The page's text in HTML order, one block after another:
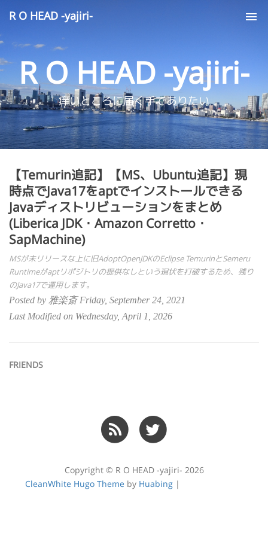
R O HEAD -yajiri-
R O HEAD -yajiri-
痒いところに届く手でありたい
【Temurin追記】【MS、Ubuntu追記】現
時点でJava17をaptでインストールできる
Javaディストリビューションをまとめ
(Liberica JDK・Amazon Corretto・
SapMachine)
MSが未リリースな上に旧AdoptOpenJDKのEclipse TemurinとSemeru
Runtimeがaptリポジトリの提供なしという現状を打破するため、残り
のJava17で運用します。
Posted by 雅楽斎 Friday, September 24, 2021
Last Modified on Wednesday, April 1, 2026
FRIENDS
Copyright © R O HEAD -yajiri- 2026
CleanWhite Hugo Theme by Huabing|